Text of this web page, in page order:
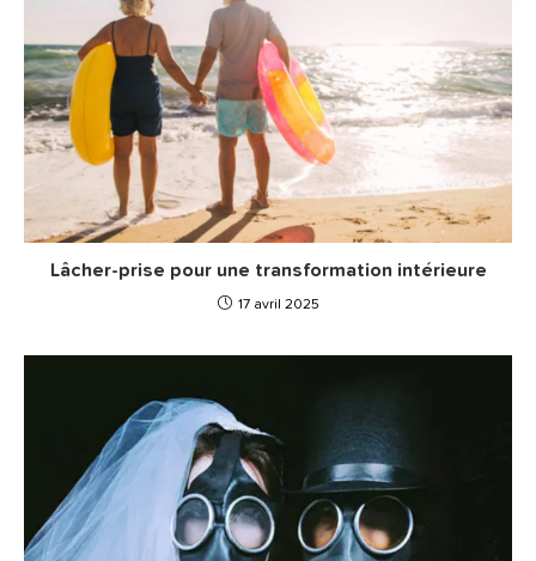
Lâcher-prise pour une transformation intérieure
17 avril 2025